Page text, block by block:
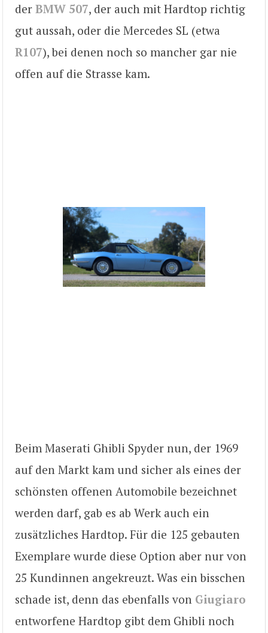
der BMW 507, der auch mit Hardtop richtig
gut aussah, oder die Mercedes SL (etwa
R107), bei denen noch so mancher gar nie
offen auf die Strasse kam.
Beim Maserati Ghibli Spyder nun, der 1969
auf den Markt kam und sicher als eines der
schönsten offenen Automobile bezeichnet
werden darf, gab es ab Werk auch ein
zusätzliches Hardtop. Für die 125 gebauten
Exemplare wurde diese Option aber nur von
25 Kundinnen angekreuzt. Was ein bisschen
schade ist, denn das ebenfalls von Giugiaro
entworfene Hardtop gibt dem Ghibli noch